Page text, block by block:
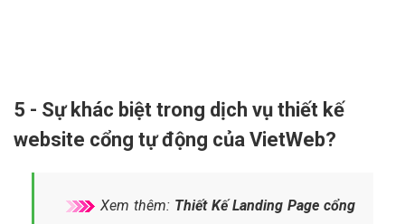
5 - Sự khác biệt trong dịch vụ thiết kế
website cổng tự động của VietWeb?
Xem thêm: Thiết Kế Landing Page cổng